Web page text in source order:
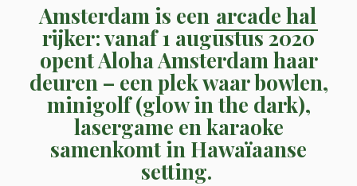
Amsterdam is een arcade hal
rijker: vanaf 1 augustus 2020
opent Aloha Amsterdam haar
deuren – een plek waar bowlen,
minigolf (glow in the dark),
lasergame en karaoke
samenkomt in Hawaïaanse
setting.